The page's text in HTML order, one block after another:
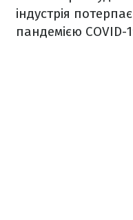
індустрія
пандемією COVID-